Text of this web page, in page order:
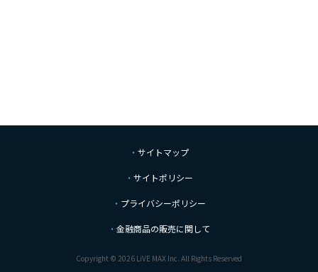
サイトマップ
サイトポリシー
プライバシーポリシー
金融商品の販売に関して
Copyright © 2026 LiVE MAX Inc. All Rights Reserved